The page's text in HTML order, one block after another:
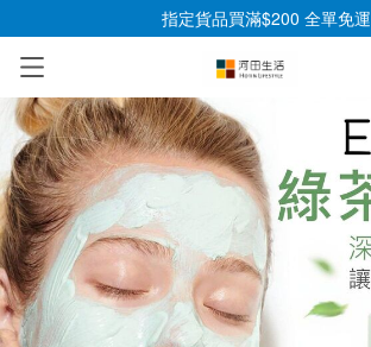
指定貨品買滿$200 全單免運
已加入購物車